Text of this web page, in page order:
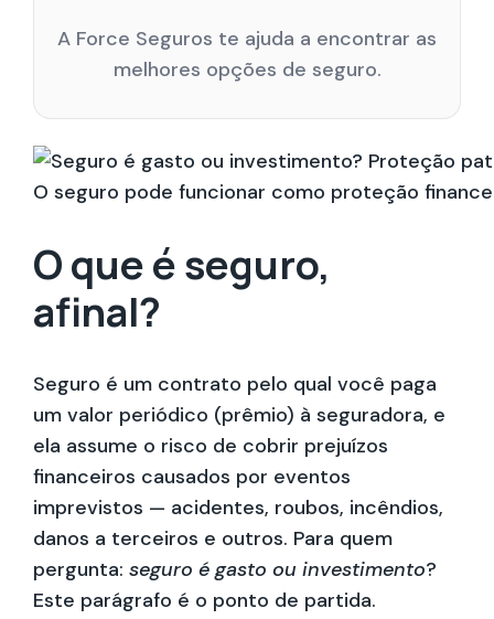
A Force Seguros te ajuda a encontrar as
melhores opções de seguro.
O seguro pode funcionar como proteção
O que é seguro,
afinal?
Seguro é um contrato pelo qual você paga
um valor periódico (prêmio) à seguradora, e
ela assume o risco de cobrir prejuízos
financeiros causados por eventos
imprevistos — acidentes, roubos, incêndios,
danos a terceiros e outros. Para quem
pergunta: seguro é gasto ou investimento?
Este parágrafo é o ponto de partida.